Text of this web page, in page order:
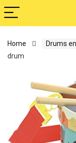
Home Drums
drum